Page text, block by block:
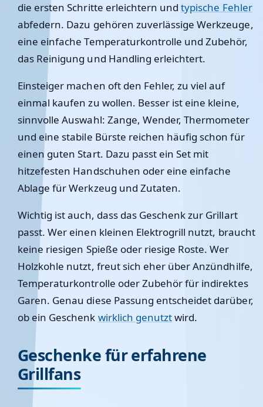
die ersten Schritte erleichtern undtypische Fehler
abfedern. Dazu gehören zuverlässige Werkzeuge,
eine einfache Temperaturkontrolle und Zubehör,
das Reinigung und Handling erleichtert.
Einsteiger machen oft den Fehler, zu viel auf
einmal kaufen zu wollen. Besser ist eine kleine,
sinnvolle Auswahl: Zange, Wender, Thermometer
und eine stabile Bürste reichen häufig schon für
einen guten Start. Dazu passt ein Set mit
hitzefesten Handschuhen oder eine einfache
Ablage für Werkzeug und Zutaten.
Wichtig ist auch, dass das Geschenk zur Grillart
passt. Wer einen kleinen Elektrogrill nutzt, braucht
keine riesigen Spieße oder riesige Roste. Wer
Holzkohle nutzt, freut sich eher über Anzündhilfe,
Temperaturkontrolle oder Zubehör für indirektes
Garen. Genau diese Passung entscheidet darüber,
ob ein Geschenk wirklich genutztwird.
Geschenke für erfahrene
Grillfans